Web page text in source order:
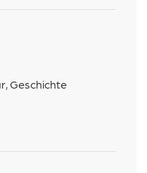
Geschichte